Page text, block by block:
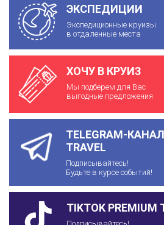
ЭКСПЕДИЦИИ
Экспедиционные круизы
в отдаленные места
ХОЧУ В КРУИЗ
Мы подберем для Вас
выгодные предложения
TELEGRAM-
TRAVEL
Подписывайтесь!
Будьте в курсе событий!
TIKTOK PREMIUM